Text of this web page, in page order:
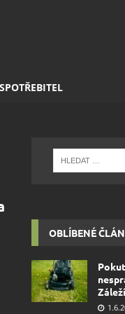
SPOTŘEBITEL
OBLÍBENÉ